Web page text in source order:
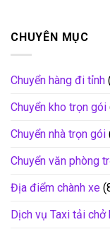
CHUYÊN MỤC
Chuyển hàng đi tỉnh
Chuyển kho trọn gói
Chuyển nhà trọn gói
Chuyển văn phòng
Địa điểm chành xe
Dịch vụ Taxi tải chở